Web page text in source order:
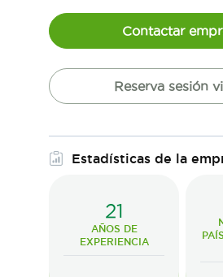
Contactar
Reserva sesión
Estadísticas de la
21
AÑOS DE
EXPERIENCIA